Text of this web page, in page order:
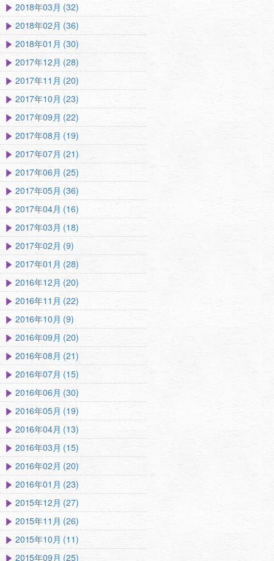
2018年03月 (32)
2018年02月 (36)
2018年01月 (30)
2017年12月 (28)
2017年11月 (20)
2017年10月 (23)
2017年09月 (22)
2017年08月 (19)
2017年07月 (21)
2017年06月 (25)
2017年05月 (36)
2017年04月 (16)
2017年03月 (18)
2017年02月 (9)
2017年01月 (28)
2016年12月 (20)
2016年11月 (22)
2016年10月 (9)
2016年09月 (20)
2016年08月 (21)
2016年07月 (15)
2016年06月 (30)
2016年05月 (19)
2016年04月 (13)
2016年03月 (15)
2016年02月 (20)
2016年01月 (23)
2015年12月 (27)
2015年11月 (26)
2015年10月 (11)
2015年09月 (25)